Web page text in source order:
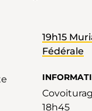
19h15 Muriaux, Restaurant la Croix
Fédérale
18h45